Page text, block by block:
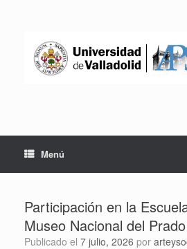
Menú
Participación en la
Museo Nacional del Prado
Publicado el 7 julio, 2026 por